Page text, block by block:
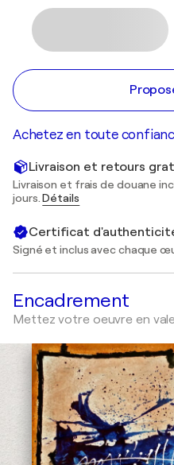
Achetez en toute
Livraison et retours
Livraison et frais de douane
jours.Détails
Certificat
Signé et inclus avec chaque
Encadrement
Mettez votre oeuvre en